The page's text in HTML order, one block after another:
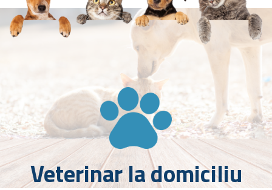
Veterinar la domiciliu